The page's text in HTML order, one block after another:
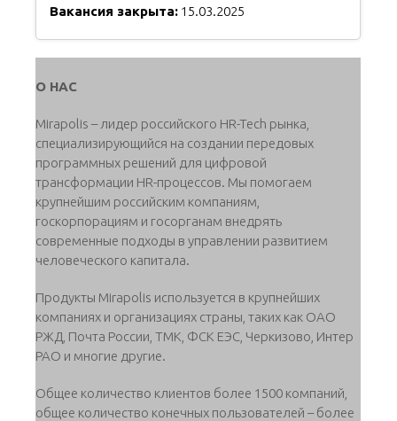
Вакансия закрыта: 15.03.2025
О НАС
Mirapolis – лидер российского HR-Tech рынка,
специализирующийся на создании передовых
программных решений для цифровой
трансформации HR-процессов. Мы помогаем
крупнейшим российским компаниям,
госкорпорациям и госорганам внедрять
современные подходы в управлении развитием
человеческого капитала.
Продукты Mirapolis используется в крупнейших
компаниях и организациях страны, таких как ОАО
РЖД, Почта России, ТМК, ФСК ЕЭС, Черкизово, Интер
РАО и многие другие.
Общее количество клиентов более 1500 компаний,
общее количество конечных пользователей – более